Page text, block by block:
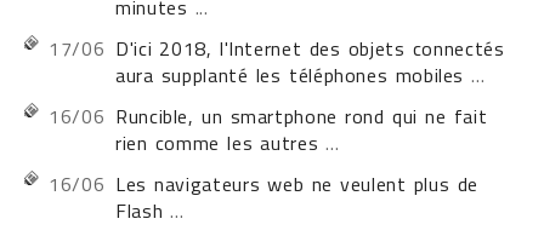
minutes ...
17/06 D'ici 2018, l'Internet des objets connectés
aura supplanté les téléphones mobiles ...
16/06 Runcible, un smartphone rond qui ne fait
rien comme les autres ...
16/06 Les navigateurs web ne veulent plus de
Flash ...